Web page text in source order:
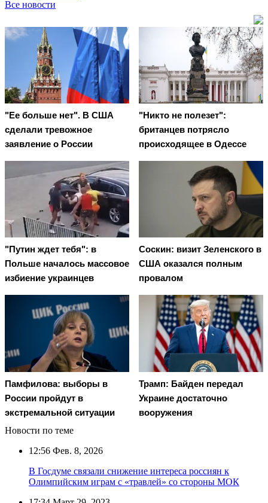
Все новости
"Ее больше нет". В США
сделали тревожное
заявление о России
"Никто не полезет":
британцев потрясло
происходящее в Одессе
"Путин ждет тебя": в
Польше началось массовое
избиение украинцев
Соскин: визит Зеленского в
США оказался полным
провалом
Памфилова: выборы в
России пройдут в
экстремальной ситуации
Трамп: Байден передал
Украине достаточно
вооружения
Новости по теме
12:56 Фев. 8, 2026
В Госдуме связали снижение интереса россиян к
Олимпийским играм с «травлей» со стороны МОК